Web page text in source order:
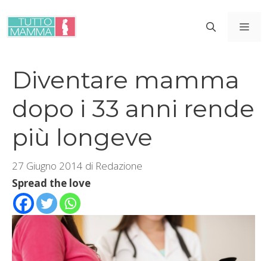
contenuto
Diventare mamma
dopo i 33 anni rende
più longeve
27 Giugno 2014 di Redazione
Spread the love